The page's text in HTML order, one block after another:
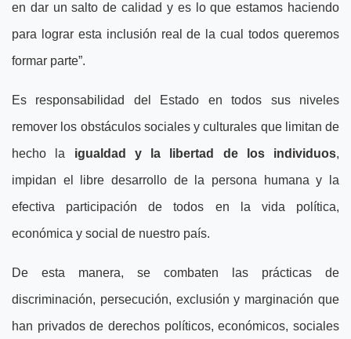
en dar un salto de calidad y es lo que estamos haciendo
para lograr esta inclusión real de la cual todos queremos
formar parte”.
Es responsabilidad del Estado en todos sus niveles
remover los obstáculos sociales y culturales que limitan de
hecho la igualdad y la libertad de los individuos,
impidan el libre desarrollo de la persona humana y la
efectiva participación de todos en la vida política,
económica y social de nuestro país.
De esta manera, se combaten las prácticas de
discriminación, persecución, exclusión y marginación que
han privados de derechos políticos, económicos, sociales